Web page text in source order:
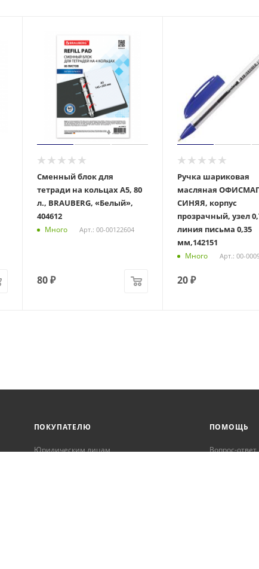
Сменный блок для
тетради на кольцах А5, 80
л., BRAUBERG, «Белый»,
404612
Много Арт.: 00-00122604
80₽
Ручка шариковая
масляная
СИНЯЯ, корпус
прозрачный, узел
линия письма 0,35
мм,142151
Много Арт.: 00-
20₽
ПОКУПАТЕЛЮ
Юридическим лицам
ПОМОЩЬ
Вопрос-ответ